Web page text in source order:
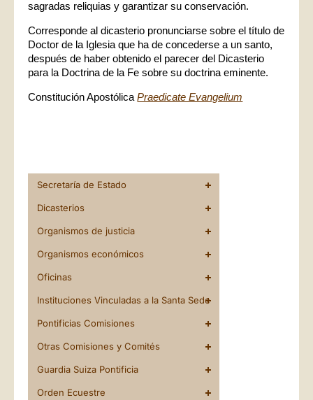
sagradas reliquias y garantizar su conservación.
Corresponde al dicasterio pronunciarse sobre el título de
Doctor de la Iglesia que ha de concederse a un santo,
después de haber obtenido el parecer del Dicasterio
para la Doctrina de la Fe sobre su doctrina eminente.
Constitución ApostólicaPraedicate Evangelium
Secretaría de Estado
Dicasterios
Organismos de justicia
Organismos económicos
Oficinas
Instituciones Vinculadas a la Santa Sede
Pontificias Comisiones
Otras Comisiones y Comités
Guardia Suiza Pontificia
Orden Ecuestre